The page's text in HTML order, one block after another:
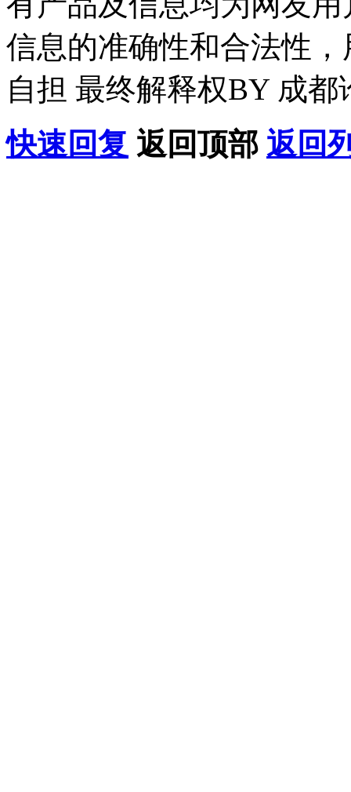
信息的准确性和合法性
自担 最终解释权BY 成都
快速回复 返回顶部 返回